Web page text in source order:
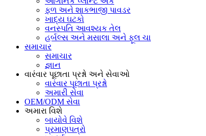
ફળ અને શાકભાજી પાવડર
ખાદ્ય ઘટકો
વનસ્પતિ આવશ્યક તેલ
હર્બલ્સ અને મસાલા અને ફૂલ ચા
સમાચાર
સમાચાર
જ્ઞાન
વારંવાર પૂછાતા પ્રશ્નો અને સેવાઓ
વારંવાર પૂછાતા પ્રશ્નો
અમારી સેવા
OEM/ODM સેવા
અમારા વિશે
બાયોવે વિશે
પ્રમાણપત્રો